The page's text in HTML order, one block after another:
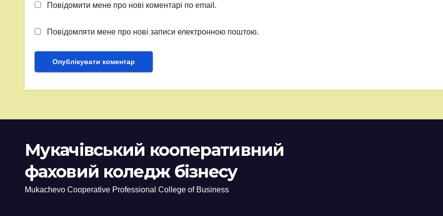
Повідомити мене про нові коментарі по email.
Повідомляти мене про нові записи електронною поштою.
Мукачівський кооперативний
фаховий коледж бізнесу
Mukachevo Cooperative Professional College of Business